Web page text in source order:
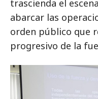
trascienda el
abarcar las
orden público que
progresivo de la